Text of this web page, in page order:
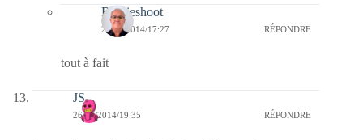
Bernieshoot
27/11/2014/17:27 RÉPONDRE
tout à fait
JS
26/11/2014/19:35 RÉPONDRE